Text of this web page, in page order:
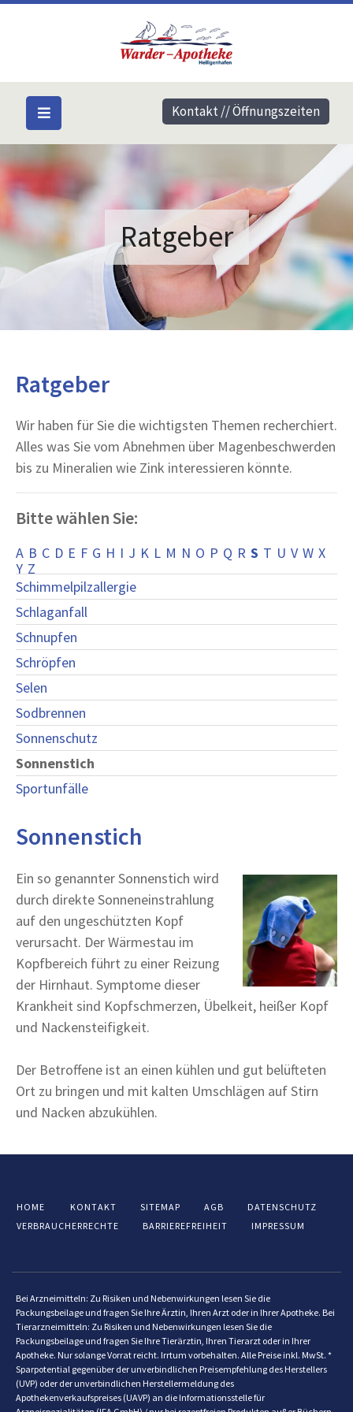
Ratgeber
Ratgeber
Wir haben für Sie die wichtigsten Themen recherchiert.
Alles was Sie vom Abnehmen über Magenbeschwerden
bis zu Mineralien wie Zink interessieren könnte.
Bitte wählen Sie:
A B C D E F G H I J K L M N O P Q R S T U V W X
Y Z
Schimmelpilzallergie
Schlaganfall
Schnupfen
Schröpfen
Selen
Sodbrennen
Sonnenschutz
Sonnenstich
Sportunfälle
Sonnenstich
Ein so genannter Sonnenstich wird
durch direkte Sonneneinstrahlung
auf den ungeschützten Kopf
verursacht. Der Wärmestau im
Kopfbereich führt zu einer Reizung
der Hirnhaut. Symptome dieser
Krankheit sind Kopfschmerzen, Übelkeit, heißer Kopf
und Nackensteifigkeit.
Der Betroffene ist an einen kühlen und gut belüfteten
Ort zu bringen und mit kalten Umschlägen auf Stirn
und Nacken abzukühlen.
HOME KONTAKT SITEMAP AGB
DATENSCHUTZ
VERBRAUCHERRECHTE
BARRIEREFREIHEIT IMPRESSUM
Bei Arzneimitteln: Zu Risiken und Nebenwirkungen lesen Sie die
Packungsbeilage und fragen Sie Ihre Ärztin, Ihren Arzt oder in Ihrer Apotheke. Bei
Tierarzneimitteln: Zu Risiken und Nebenwirkungen lesen Sie die
Packungsbeilage und fragen Sie Ihre Tierärztin, Ihren Tierarzt oder in Ihrer
Apotheke. Nur solange Vorrat reicht. Irrtum vorbehalten. Alle Preise inkl. MwSt. *
Sparpotential gegenüber der unverbindlichen Preisempfehlung des Herstellers
(UVP) oder der unverbindlichen Herstellermeldung des
Apothekenverkaufspreises (UAVP) an die Informationsstelle für
Kontakt // Öffnungszeiten